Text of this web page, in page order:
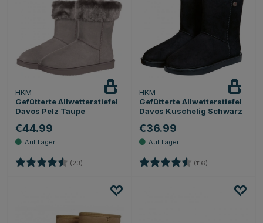
HKM
Gefütterte Allwetterstiefel
Davos Pelz Taupe
€44.99
Bewertung: (23) 4.6 von 5 Sternen
HKM
Gefütterte Allwetterstiefel
Davos Kuschelig Schwarz
€36.99
Bewertung: (116)